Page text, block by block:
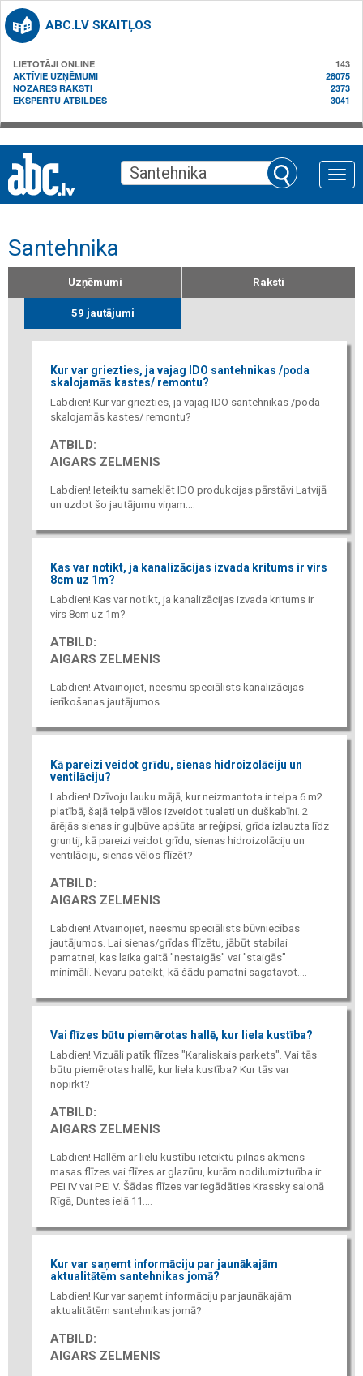
ABC.LV SKAITĻOS
LIETOTĀJI ONLINE
143
AKTĪVIE UZŅĒMUMI
28075
NOZARES RAKSTI
2373
EKSPERTU ATBILDES
3041
Toggle
Santehnika
Uzņēmumi Raksti
59 jautājumi
Kur var griezties, ja vajag IDO santehnikas /poda
skalojamās kastes/ remontu?
Labdien! Kur var griezties, ja vajag IDO santehnikas /poda
skalojamās kastes/ remontu?
ATBILD:
AIGARS ZELMENIS
Labdien! Ieteiktu sameklēt IDO produkcijas pārstāvi Latvijā
un uzdot šo jautājumu viņam....
Kas var notikt, ja kanalizācijas izvada kritums ir virs
8cm uz 1m?
Labdien! Kas var notikt, ja kanalizācijas izvada kritums ir
virs 8cm uz 1m?
ATBILD:
AIGARS ZELMENIS
Labdien! Atvainojiet, neesmu speciālists kanalizācijas
ierīkošanas jautājumos....
Kā pareizi veidot grīdu, sienas hidroizolāciju un
ventilāciju?
Labdien! Dzīvoju lauku mājā, kur neizmantota ir telpa 6 m2
platībā, šajā telpā vēlos izveidot tualeti un duškabīni. 2
ārējās sienas ir guļbūve apšūta ar reģipsi, grīda izlauzta līdz
gruntij, kā pareizi veidot grīdu, sienas hidroizolāciju un
ventilāciju, sienas vēlos flīzēt?
ATBILD:
AIGARS ZELMENIS
Labdien! Atvainojiet, neesmu speciālists būvniecības
jautājumos. Lai sienas/grīdas flīzētu, jābūt stabilai
pamatnei, kas laika gaitā "nestaigās" vai "staigās"
minimāli. Nevaru pateikt, kā šādu pamatni sagatavot....
Vai flīzes būtu piemērotas hallē, kur liela kustība?
Labdien! Vizuāli patīk flīzes "Karaliskais parkets". Vai tās
būtu piemērotas hallē, kur liela kustība? Kur tās var
nopirkt?
ATBILD:
AIGARS ZELMENIS
Labdien! Hallēm ar lielu kustību ieteiktu pilnas akmens
masas flīzes vai flīzes ar glazūru, kurām nodilumizturība ir
PEI IV vai PEI V. Šādas flīzes var iegādāties Krassky salonā
Rīgā, Duntes ielā 11....
Kur var saņemt informāciju par jaunākajām
aktualitātēm santehnikas jomā?
Labdien! Kur var saņemt informāciju par jaunākajām
aktualitātēm santehnikas jomā?
ATBILD:
AIGARS ZELMENIS